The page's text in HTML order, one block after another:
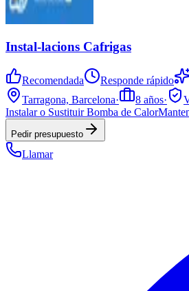
Instal-lacions Cafrigas
Recomendada Responde rápido
Tarragona, Barcelona· 8 años·
Instalar o Sustituir Bomba de Calor
Pedir presupuesto
Llamar